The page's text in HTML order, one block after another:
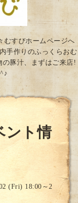
むすびホームページへ
手作りのふっくらおむ
豚汁、まずはご来店!
ント情
(Fri) 18:00～2